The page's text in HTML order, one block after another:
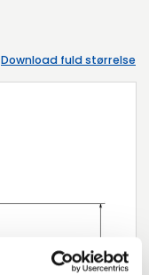
Download fuld størrelse